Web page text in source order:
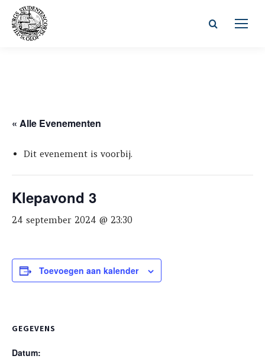
Zoeken:
« Alle Evenementen
Dit evenement is voorbij.
Klepavond 3
24 september 2024 @ 23:30
Toevoegen aan kalender
GEGEVENS
Datum: